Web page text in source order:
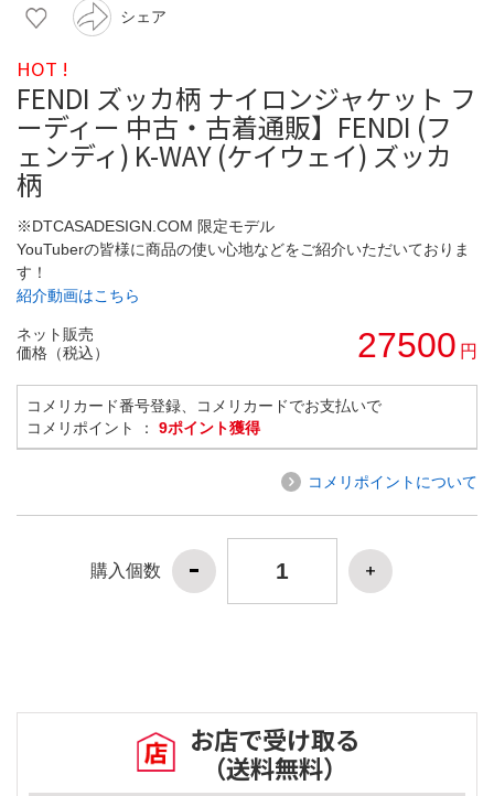
シェア
HOT !
FENDI ズッカ柄 ナイロンジャケット フ
ーディー 中古・古着通販】FENDI (フ
ェンディ) K-WAY (ケイウェイ) ズッカ
柄
※DTCASADESIGN.COM 限定モデル
YouTuberの皆様に商品の使い心地などをご紹介いただいておりま
す！
紹介動画はこちら
ネット販売
価格（税込）
27500 円
コメリカード番号登録、コメリカードでお支払いで
コメリポイント ： 9ポイント獲得
コメリポイントについて
購入個数
お店で受け取る
（送料無料）